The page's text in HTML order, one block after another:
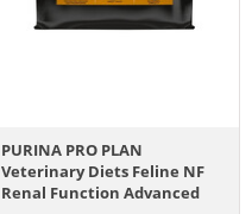
PURINA PRO PLAN
Veterinary Diets Feline NF
Renal Function Advanced